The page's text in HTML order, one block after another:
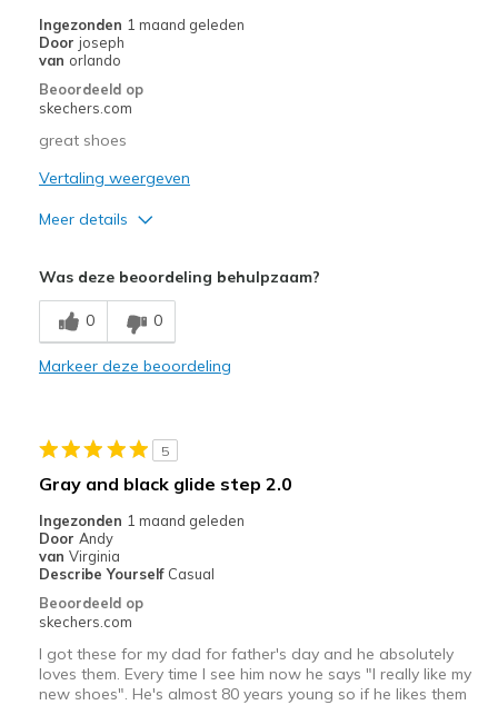
Beste toepassingen
Casual Wear
Going Out
Special Occasions
Width
Feels true to width
Sizing
Ingezonden 1 maand geleden
Door joseph
van orlando
Beoordeeld op
skechers.com
great shoes
Vertaling weergeven
Meer details
Durable
Stylish
Was deze beoordeling behulpzaam?
0 0
Markeer deze beoordeling
5
Gray and black glide step 2.0
Ingezonden 1 maand geleden
Door Andy
van Virginia
Describe Yourself Casual
Beoordeeld op
skechers.com
I got these for my dad for father's day and he absolutely
loves them. Every time I see him now he says "I really like my
new shoes". He's almost 80 years young so if he likes them